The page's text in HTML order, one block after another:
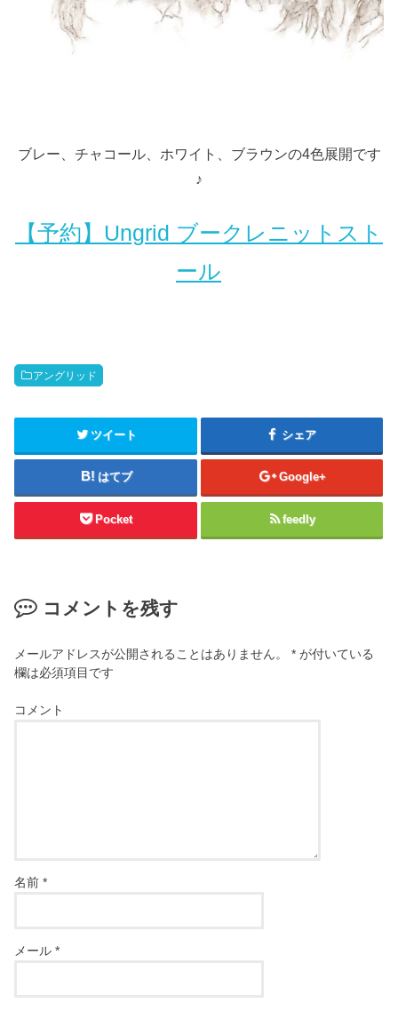
ブレー、チャコール、ホワイト、ブラウンの4色展開です
♪
【予約】Ungrid ブークレニットスト
ール
アングリッド
ツイート シェア
はてブ Google+
Pocket feedly
コメントを残す
メールアドレスが公開されることはありません。 * が付いている
欄は必須項目です
コメント
名前*
メール*